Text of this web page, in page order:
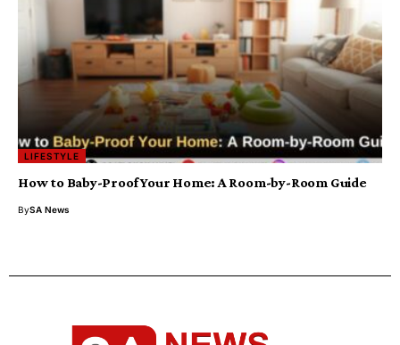
LIFESTYLE
How to Baby-Proof Your Home: A Room-by-Room Guide
BySA News